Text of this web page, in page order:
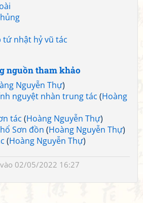
tứ nhật hỷ vũ tác
nguồn tham khảo
Nguyễn Thự)
nguyệt nhàn trung tác (Hoàng
tác (Hoàng Nguyễn Thự)
Sơn đồn (Hoàng Nguyễn Thự)
(Hoàng Nguyễn Thự)
vào 02/05/2022 16:27